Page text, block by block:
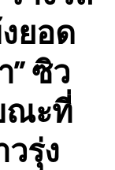
ยอด
” ซิว
ณะที่
รุ่ง